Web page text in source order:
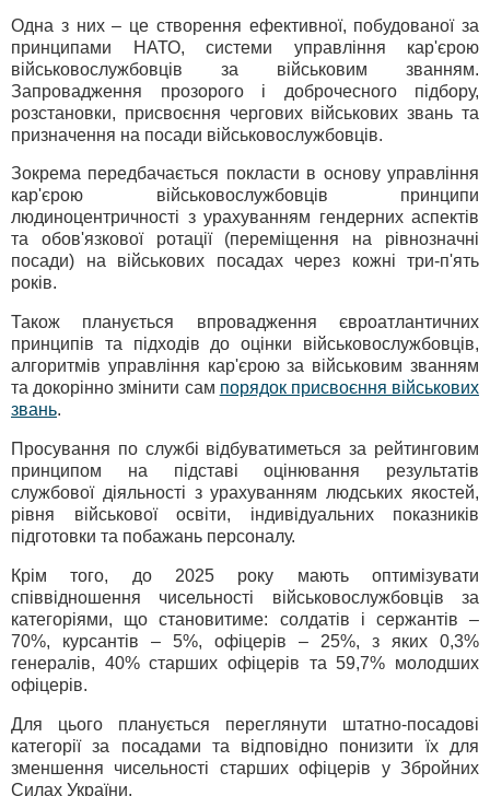
Одна з них – це створення ефективної, побудованої за
принципами НАТО, системи управління кар'єрою
військовослужбовців за військовим званням.
Запровадження прозорого і доброчесного підбору,
розстановки, присвоєння чергових військових звань та
призначення на посади військовослужбовців.
Зокрема передбачається покласти в основу управління
кар'єрою військовослужбовців принципи
людиноцентричності з урахуванням гендерних аспектів
та обов'язкової ротації (переміщення на рівнозначні
посади) на військових посадах через кожні три-п'ять
років.
Також планується впровадження євроатлантичних
принципів та підходів до оцінки військовослужбовців,
алгоритмів управління кар'єрою за військовим званням
та докорінно змінити сам порядок присвоєння військових
звань.
Просування по службі відбуватиметься за рейтинговим
принципом на підставі оцінювання результатів
службової діяльності з урахуванням людських якостей,
рівня військової освіти, індивідуальних показників
підготовки та побажань персоналу.
Крім того, до 2025 року мають оптимізувати
співвідношення чисельності військовослужбовців за
категоріями, що становитиме: солдатів і сержантів –
70%, курсантів – 5%, офіцерів – 25%, з яких 0,3%
генералів, 40% старших офіцерів та 59,7% молодших
офіцерів.
Для цього планується переглянути штатно-посадові
категорії за посадами та відповідно понизити їх для
зменшення чисельності старших офіцерів у Збройних
Силах України.